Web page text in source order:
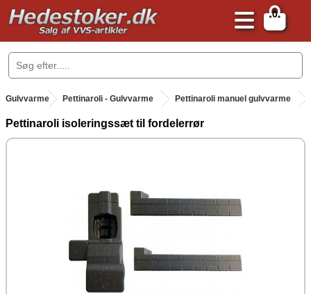
0
.
Gulvvarme . Pettinaroli - Gulvvarme Pettinaroli manuel gulvvarme
Pettinaroli isoleringssæt til fordelerrør